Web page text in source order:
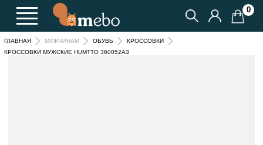
0
ГЛАВНАЯ МУЖЧИНАМ ОБУВЬ
КРОССОВКИ
КРОССОВКИ МУЖСКИЕ HUMTTO 360052A3